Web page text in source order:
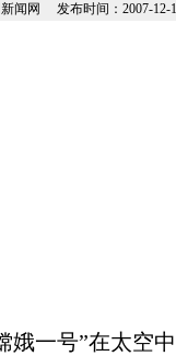
闻网 发布时间：2007-12-
娥一号”在太空